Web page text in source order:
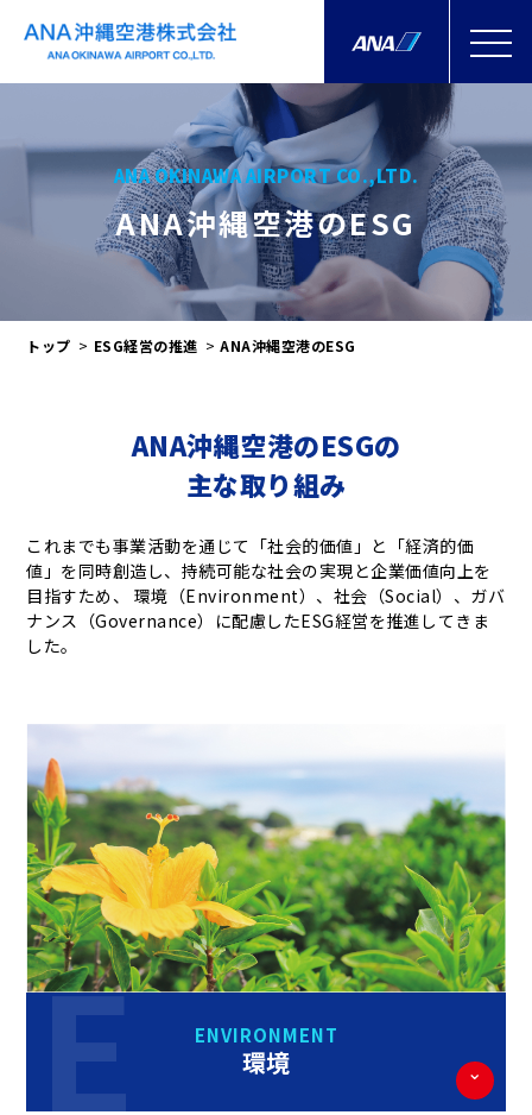
ANA OKINAWA AIRPORT CO.,LTD.
ANA沖縄空港のESG
トップ ESG経営の推進 ANA沖縄空港のESG
ANA沖縄空港のESGの
主な取り組み
これまでも事業活動を通じて「社会的価値」と「経済的価
値」を同時創造し、持続可能な社会の実現と企業価値向上を
目指すため、 環境（Environment）、社会（Social）、ガバ
ナンス（Governance）に配慮したESG経営を推進してきま
した。
ENVIRONMENT
環境